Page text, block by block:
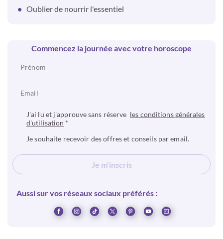
Oublier de nourrir l'essentiel
Commencez la journée avec votre horoscope
J'ai lu et j'approuve sans réserve les conditions générales
d'utilisation *
Je souhaite recevoir des offres et conseils par email.
Je m'inscris
Aussi sur vos réseaux sociaux préférés :